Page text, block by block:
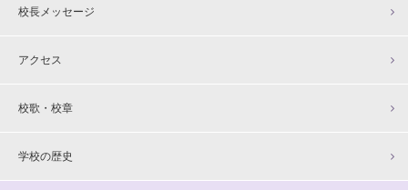
校長メッセージ
アクセス
校歌・校章
学校の歴史